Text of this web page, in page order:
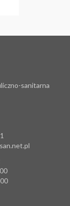
sanitarna